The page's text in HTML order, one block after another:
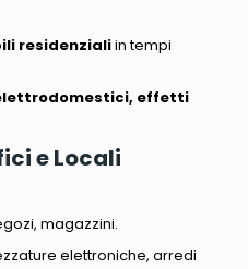
residenzialiin tempi
effetti
e Locali
magazzini.
elettroniche, arredi